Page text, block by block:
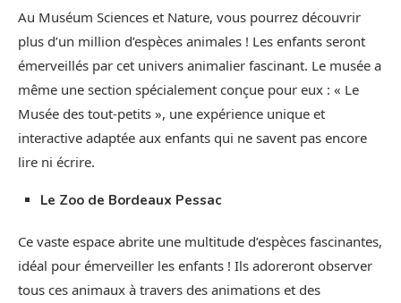
Au Muséum Sciences et Nature, vous pourrez découvrir
plus d’un million d’espèces animales ! Les enfants seront
émerveillés par cet univers animalier fascinant. Le musée a
même une section spécialement conçue pour eux : « Le
Musée des tout-petits », une expérience unique et
interactive adaptée aux enfants qui ne savent pas encore
lire ni écrire.
Le Zoo de Bordeaux Pessac
Ce vaste espace abrite une multitude d’espèces fascinantes,
idéal pour émerveiller les enfants ! Ils adoreront observer
tous ces animaux à travers des animations et des